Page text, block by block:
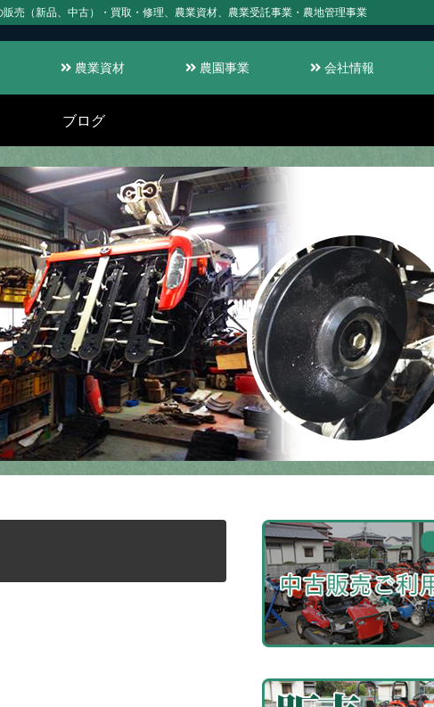
売（新品、中古）・買取・修理、農業資材、農業受託事業・農地管理事業
農業資材 農園事業 会社情報
ブログ